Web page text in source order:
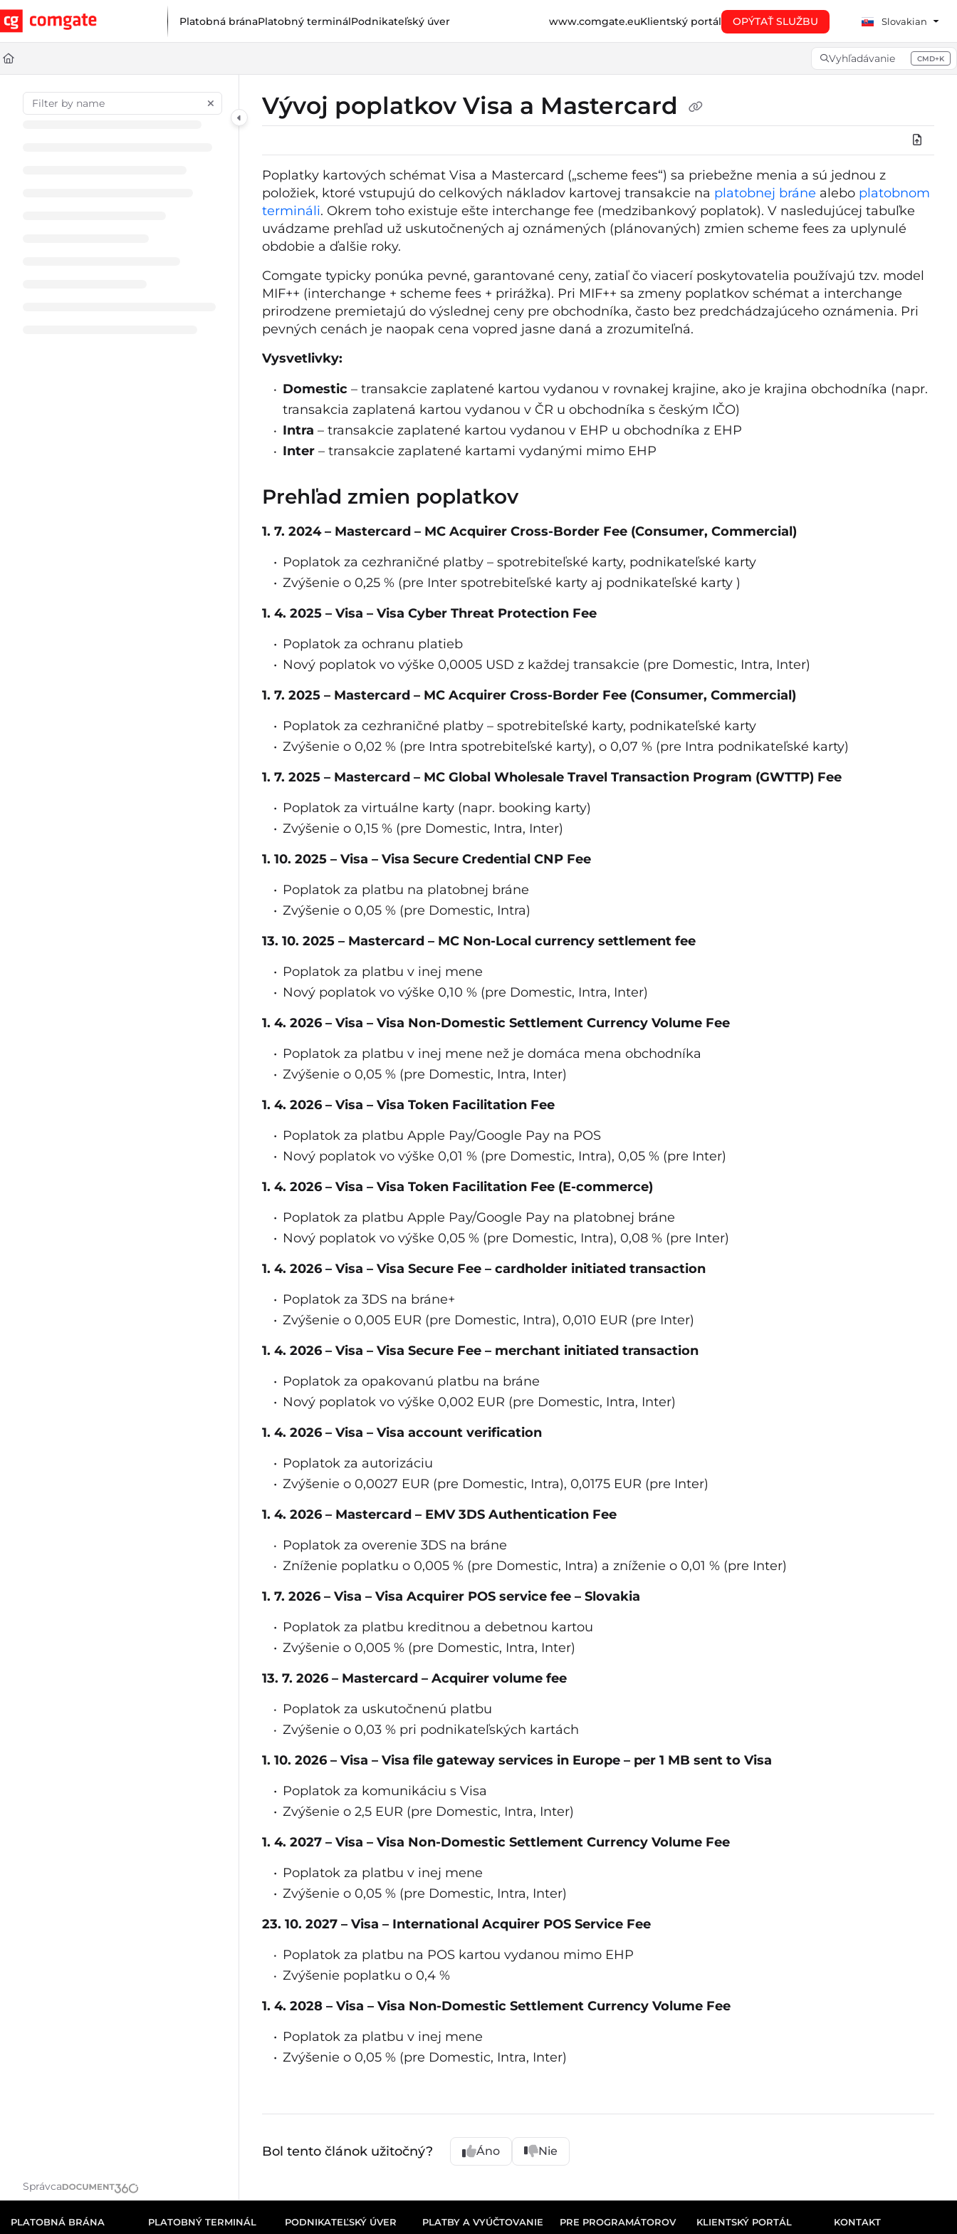
Documentation Index
Fetch the complete documentation index at:
Use this file to discover all available pages before exploring further.
Platobná bránaPlatobný terminálPodnikateľský úver www.comgate.euKlientský portál OPÝTAŤ SLUŽBU Slovakian
Vyhľadávanie CMD+K
Press CMD+K to open
Správca
Vývoj poplatkov Visa a Mastercard
Poplatky kartových schémat Visa a Mastercard („scheme fees“) sa priebežne menia a sú jednou z
položiek, ktoré vstupujú do celkových nákladov kartovej transakcie na platobnej bráne alebo platobnom
termináli. Okrem toho existuje ešte interchange fee (medzibankový poplatok). V nasledujúcej tabuľke
uvádzame prehľad už uskutočnených aj oznámených (plánovaných) zmien scheme fees za uplynulé
obdobie a ďalšie roky.
Comgate typicky ponúka pevné, garantované ceny, zatiaľ čo viacerí poskytovatelia používajú tzv. model
MIF++ (interchange + scheme fees + prirážka). Pri MIF++ sa zmeny poplatkov schémat a interchange
prirodzene premietajú do výslednej ceny pre obchodníka, často bez predchádzajúceho oznámenia. Pri
pevných cenách je naopak cena vopred jasne daná a zrozumiteľná.
Vysvetlivky:
Domestic – transakcie zaplatené kartou vydanou v rovnakej krajine, ako je krajina obchodníka (napr.
transakcia zaplatená kartou vydanou v ČR u obchodníka s českým IČO)
Intra – transakcie zaplatené kartou vydanou v EHP u obchodníka z EHP
Inter – transakcie zaplatené kartami vydanými mimo EHP
Prehľad zmien poplatkov
1. 7. 2024 – Mastercard – MC Acquirer Cross-Border Fee (Consumer, Commercial)
Poplatok za cezhraničné platby – spotrebiteľské karty, podnikateľské karty
Zvýšenie o 0,25 % (pre Inter spotrebiteľské karty aj podnikateľské karty )
1. 4. 2025 – Visa – Visa Cyber Threat Protection Fee
Poplatok za ochranu platieb
Nový poplatok vo výške 0,0005 USD z každej transakcie (pre Domestic, Intra, Inter)
1. 7. 2025 – Mastercard – MC Acquirer Cross-Border Fee (Consumer, Commercial)
Poplatok za cezhraničné platby – spotrebiteľské karty, podnikateľské karty
Zvýšenie o 0,02 % (pre Intra spotrebiteľské karty), o 0,07 % (pre Intra podnikateľské karty)
1. 7. 2025 – Mastercard – MC Global Wholesale Travel Transaction Program (GWTTP) Fee
Poplatok za virtuálne karty (napr. booking karty)
Zvýšenie o 0,15 % (pre Domestic, Intra, Inter)
1. 10. 2025 – Visa – Visa Secure Credential CNP Fee
Poplatok za platbu na platobnej bráne
Zvýšenie o 0,05 % (pre Domestic, Intra)
13. 10. 2025 – Mastercard – MC Non-Local currency settlement fee
Poplatok za platbu v inej mene
Nový poplatok vo výške 0,10 % (pre Domestic, Intra, Inter)
1. 4. 2026 – Visa – Visa Non-Domestic Settlement Currency Volume Fee
Poplatok za platbu v inej mene než je domáca mena obchodníka
Zvýšenie o 0,05 % (pre Domestic, Intra, Inter)
1. 4. 2026 – Visa – Visa Token Facilitation Fee
Poplatok za platbu Apple Pay/Google Pay na POS
Nový poplatok vo výške 0,01 % (pre Domestic, Intra), 0,05 % (pre Inter)
1. 4. 2026 – Visa – Visa Token Facilitation Fee (E-commerce)
Poplatok za platbu Apple Pay/Google Pay na platobnej bráne
Nový poplatok vo výške 0,05 % (pre Domestic, Intra), 0,08 % (pre Inter)
1. 4. 2026 – Visa – Visa Secure Fee – cardholder initiated transaction
Poplatok za 3DS na bráne+
Zvýšenie o 0,005 EUR (pre Domestic, Intra), 0,010 EUR (pre Inter)
1. 4. 2026 – Visa – Visa Secure Fee – merchant initiated transaction
Poplatok za opakovanú platbu na bráne
Nový poplatok vo výške 0,002 EUR (pre Domestic, Intra, Inter)
1. 4. 2026 – Visa – Visa account verification
Poplatok za autorizáciu
Zvýšenie o 0,0027 EUR (pre Domestic, Intra), 0,0175 EUR (pre Inter)
1. 4. 2026 – Mastercard – EMV 3DS Authentication Fee
Poplatok za overenie 3DS na bráne
Zníženie poplatku o 0,005 % (pre Domestic, Intra) a zníženie o 0,01 % (pre Inter)
1. 7. 2026 – Visa – Visa Acquirer POS service fee – Slovakia
Poplatok za platbu kreditnou a debetnou kartou
Zvýšenie o 0,005 % (pre Domestic, Intra, Inter)
13. 7. 2026 – Mastercard – Acquirer volume fee
Poplatok za uskutočnenú platbu
Zvýšenie o 0,03 % pri podnikateľských kartách
1. 10. 2026 – Visa – Visa file gateway services in Europe – per 1 MB sent to Visa
Poplatok za komunikáciu s Visa
Zvýšenie o 2,5 EUR (pre Domestic, Intra, Inter)
1. 4. 2027 – Visa – Visa Non-Domestic Settlement Currency Volume Fee
Poplatok za platbu v inej mene
Zvýšenie o 0,05 % (pre Domestic, Intra, Inter)
23. 10. 2027 – Visa – International Acquirer POS Service Fee
Poplatok za platbu na POS kartou vydanou mimo EHP
Zvýšenie poplatku o 0,4 %
1. 4. 2028 – Visa – Visa Non-Domestic Settlement Currency Volume Fee
Poplatok za platbu v inej mene
Zvýšenie o 0,05 % (pre Domestic, Intra, Inter)
Bol tento článok užitočný? Áno Nie
PLATOBNÁ BRÁNA PLATOBNÝ TERMINÁL PODNIKATEĽSKÝ ÚVER PLATBY A VYÚČTOVANIE PRE PROGRAMÁTOROV KLIENTSKÝ PORTÁL KONTAKT